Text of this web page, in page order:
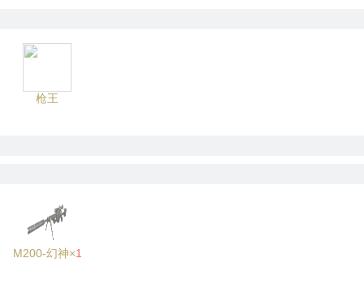
枪王
M200-幻神×1